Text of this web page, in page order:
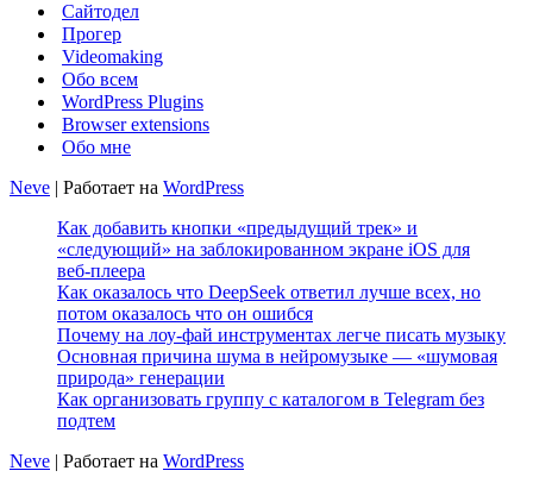
Сайтодел
Прогер
Videomaking
Обо всем
WordPress Plugins
Browser extensions
Обо мне
Neve | Работает на WordPress
Как добавить кнопки «предыдущий трек» и
«следующий» на заблокированном экране iOS для
веб‑плеера
Как оказалось что DeepSeek ответил лучше всех, но
потом оказалось что он ошибся
Почему на лоу-фай инструментах легче писать музыку
Основная причина шума в нейромузыке — «шумовая
природа» генерации
Как организовать группу с каталогом в Telegram без
подтем
Neve | Работает на WordPress